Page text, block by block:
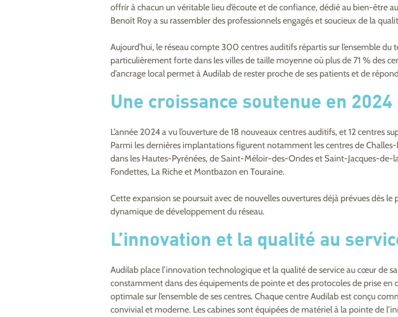
offrir à chacun un véritable lieu d’écoute et de confiance, dédié au bien-être
Benoît Roy a su rassembler des professionnels engagés et soucieux de la
Aujourd’hui, le réseau compte 300 centres auditifs répartis sur l’ensemble du
particulièrement forte dans les villes de taille moyenne où plus de 71 % des
d’ancrage local permet à Audilab de rester proche de ses patients et de
Une croissance soutenue en 2024
L’année 2024 a vu l’ouverture de 18 nouveaux centres auditifs, et 12 centres
Parmi les dernières implantations figurent notamment les centres de Challes-
dans les Hautes-Pyrénées, de Saint-Méloir-des-Ondes et Saint-Jacques-
Fondettes, La Riche et Montbazon en Touraine.
Cette expansion se poursuit avec de nouvelles ouvertures déjà prévues dès
dynamique de développement du réseau.
L’innovation et la qualité au
Audilab place l’innovation technologique et la qualité de service au cœur de
constamment dans des équipements de pointe et des protocoles de prise en
optimale sur l’ensemble de ses centres. Chaque centre Audilab est conçu
convivial et moderne. Les cabines sont équipées de matériel à la pointe de